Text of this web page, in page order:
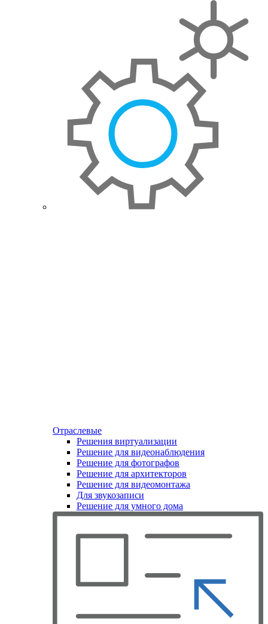
Отраслевые
Решения виртуализации
Решение для видеонаблюдения
Решение для фотографов
Решение для архитекторов
Решение для видеомонтажа
Для звукозаписи
Решение для умного дома